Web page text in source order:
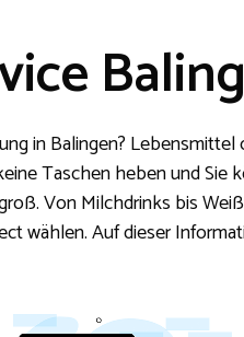
in Balingen?
Taschen heben und Sie
Von Milchdrinks bis
wählen. Auf dieser